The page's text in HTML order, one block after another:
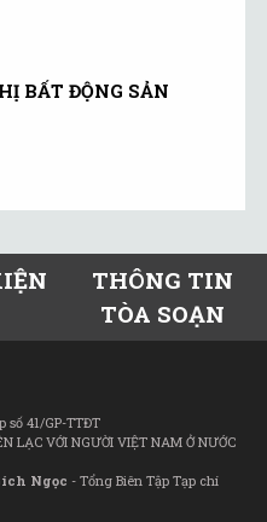
BẤT ĐỘNG SẢN
THÔNG TIN
TÒA SOẠN
41/GP-TTĐT
LẠC VỚI NGƯỜI VIỆT NAM Ở NƯỚC
Ngọc - Tổng Biên Tập Tạp chí